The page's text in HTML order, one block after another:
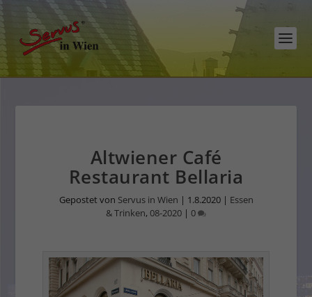
Altwiener Café
Restaurant Bellaria
Gepostet von Servus in Wien | 1.8.2020| Essen
& Trinken,08-2020 | 0